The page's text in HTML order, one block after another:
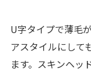
U字タイプで薄毛
アスタイルにして
ます。スキンヘッ